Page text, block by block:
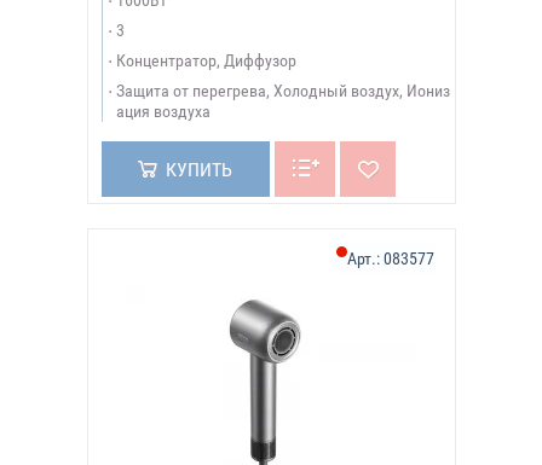
3
Концентратор, Диффузор
Защита от перегрева, Холодный воздух, Иониз
ация воздуха
КУПИТЬ
Арт.:083577